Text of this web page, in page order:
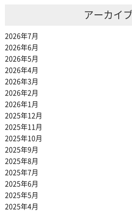
アーカイブ
2026年7月
2026年6月
2026年5月
2026年4月
2026年3月
2026年2月
2026年1月
2025年12月
2025年11月
2025年10月
2025年9月
2025年8月
2025年7月
2025年6月
2025年5月
2025年4月